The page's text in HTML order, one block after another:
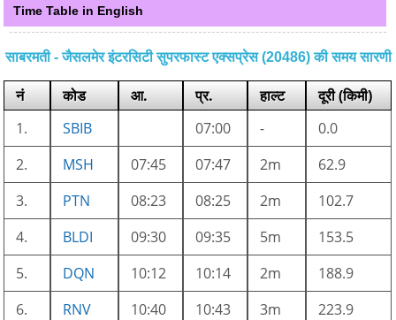
Time Table in English
साबरमती - जैसलमेर इंटरसिटी सुपरफास्ट एक्सप्रेस (20486) की समय सारणी
नं कोड आ. प्र. हाल्ट
दूरी (किमी)
1.
SBIB 07:00 -
0.0
2.
MSH 07:45 07:47 2m
62.9
3.
PTN 08:23 08:25 2m
102.7
4.
BLDI 09:30 09:35 5m
153.5
5.
DQN 10:12 10:14 2m
188.9
6.
RNV 10:40 10:43 3m
223.9